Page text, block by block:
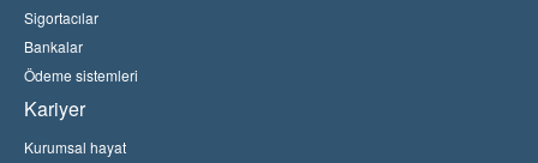
Sigortacılar
Bankalar
Ödeme sistemleri
Kariyer
Kurumsal hayat